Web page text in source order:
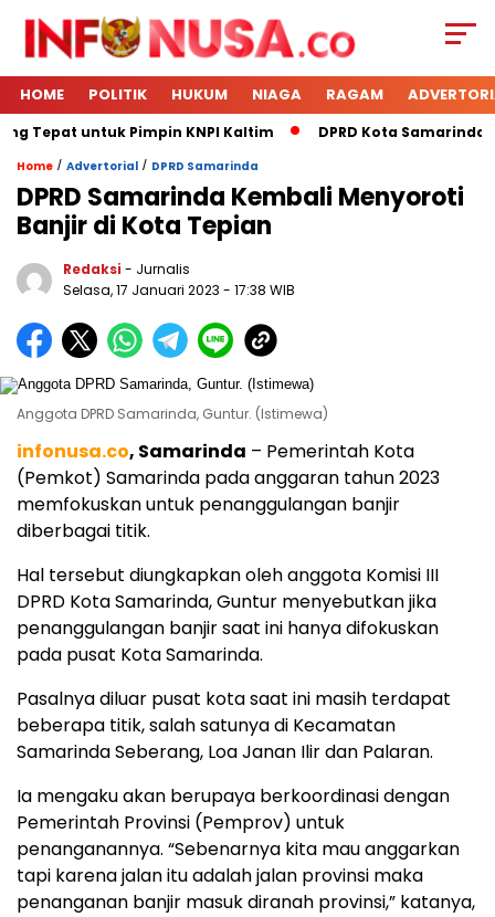
HOME POLITIK HUKUM NIAGA RAGAM
Tepat untuk Pimpin KNPI Kaltim DPRD Kota Samarinda
Home / Advertorial / DPRD Samarinda
DPRD Samarinda Kembali Menyoroti
Banjir di Kota Tepian
Redaksi - Jurnalis
Selasa, 17 Januari 2023 - 17:38 WIB
Anggota DPRD Samarinda, Guntur. (Istimewa)
infonusa.co, Samarinda – Pemerintah Kota
(Pemkot) Samarinda pada anggaran tahun 2023
memfokuskan untuk penanggulangan banjir
diberbagai titik.
Hal tersebut diungkapkan oleh anggota Komisi III
DPRD Kota Samarinda, Guntur menyebutkan jika
penanggulangan banjir saat ini hanya difokuskan
pada pusat Kota Samarinda.
Pasalnya diluar pusat kota saat ini masih terdapat
beberapa titik, salah satunya di Kecamatan
Samarinda Seberang, Loa Janan Ilir dan Palaran.
Ia mengaku akan berupaya berkoordinasi dengan
Pemerintah Provinsi (Pemprov) untuk
penanganannya. “Sebenarnya kita mau anggarkan
tapi karena jalan itu adalah jalan provinsi maka
penanganan banjir masuk diranah provinsi,” katanya,